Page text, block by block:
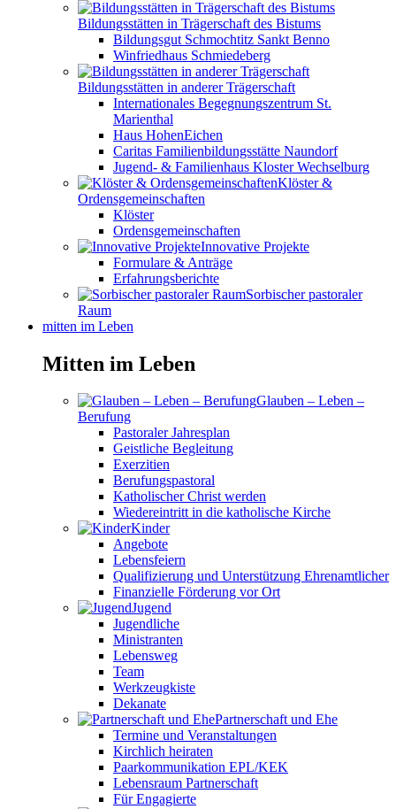
Bildungsstätten in Trägerschaft des Bistums
Bildungsgut Schmochtitz Sankt Benno
Winfriedhaus Schmiedeberg
Bildungsstätten in anderer Trägerschaft
Internationales Begegnungszentrum St.
Marienthal
Haus HohenEichen
Caritas Familienbildungsstätte Naundorf
Jugend- & Familienhaus Kloster Wechselburg
Klöster &
Ordensgemeinschaften
Klöster
Ordensgemeinschaften
Innovative Projekte
Formulare & Anträge
Erfahrungsberichte
Sorbischer pastoraler
Raum
mitten im Leben
Mitten im Leben
Glauben – Leben –
Berufung
Pastoraler Jahresplan
Geistliche Begleitung
Exerzitien
Berufungspastoral
Katholischer Christ werden
Wiedereintritt in die katholische Kirche
Kinder
Angebote
Lebensfeiern
Qualifizierung und Unterstützung Ehrenamtlicher
Finanzielle Förderung vor Ort
Jugend
Jugendliche
Ministranten
Lebensweg
Team
Werkzeugkiste
Dekanate
Partnerschaft und Ehe
Termine und Veranstaltungen
Kirchlich heiraten
Paarkommunikation EPL/KEK
Lebensraum Partnerschaft
Für Engagierte